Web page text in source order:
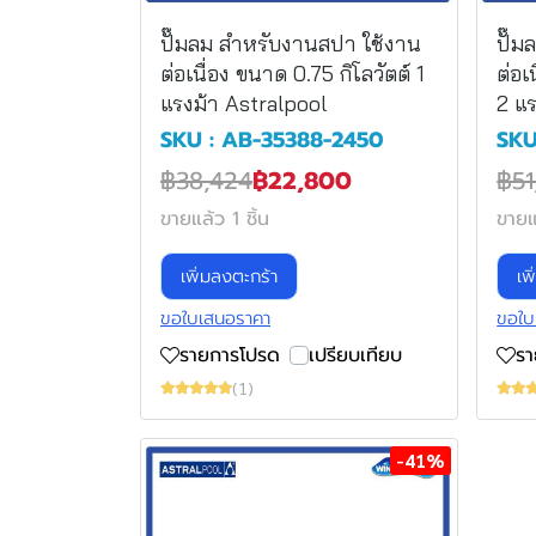
ปั๊มลม สำหรับงานสปา ใช้งาน
ต่อเนื่อง ขนาด 0.75 กิโลวัตต์ 1
แรงม้า Astralpool
SKU : AB-35388-2450
฿38,424฿22,800
ขายแล้ว 1 ชิ้น
เพิ่มลงตะกร้า
ขอใบเสนอราคา
รายการโปรด เปรียบเทียบ
(1)
ปั๊ม
ต่อ
2 แ
฿
ขาย
เ
ขอใ
ร
-41%